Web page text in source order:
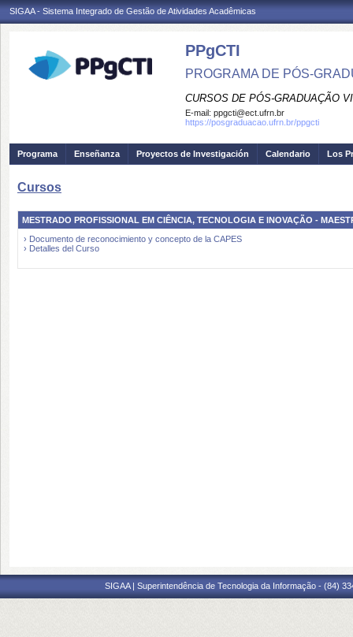
SIGAA - Sistema Integrado de Gestão de Atividades Acadêmicas
PPgCTI
PROGRAMA DE PÓS-
CURSOS DE PÓS-GRADUAÇÃO
E-mail: ppgcti@ect.ufrn.br
https://posgraduacao.ufrn.br/ppgcti
Programa Enseñanza Proyectos de Investigación Calendario Los
Cursos
MESTRADO PROFISSIONAL EM CIÊNCIA, TECNOLOGIA E INOVAÇÃO -
› Documento de reconocimiento y concepto de la CAPES
› Detalles del Curso
SIGAA | Superintendência de Tecnologia da Informação - (84)